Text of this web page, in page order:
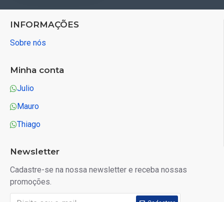
INFORMAÇÕES
Sobre nós
Minha conta
Julio
Mauro
Thiago
Newsletter
Cadastre-se na nossa newsletter e receba nossas
promoções.